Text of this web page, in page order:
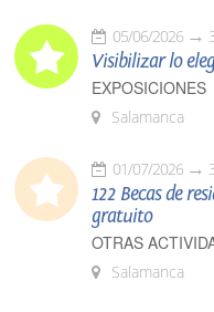
05/06/2026
Visibilizar lo
EXPOSICIONES
Salamanca
01/07/2026
122 Becas de
gratuito
OTRAS
Salamanca